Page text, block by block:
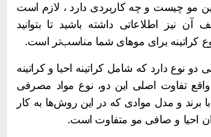
مو چیست و چه کاربردی دارد ، لازم است
نیز اطلاعاتی داشته باشید تا بتوانید
برای موهای شما مناسب‌تر است.
نوع دارد که شامل کراتینه احیا و کراتینه
تفاوت اصلی این دو، نوع مواد مصرفی
و مدل موادی که در این روش‌ها به کار
و صافی مو متفاوت است.